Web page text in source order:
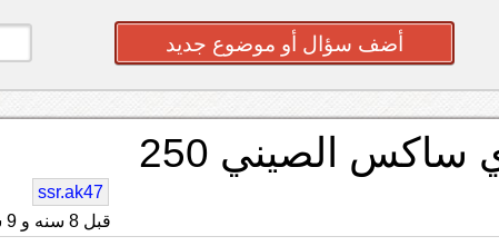
أضف سؤال أو موضوع جديد
الصيني 250
ssr.ak47
قبل 8 سنه و 9 شهر